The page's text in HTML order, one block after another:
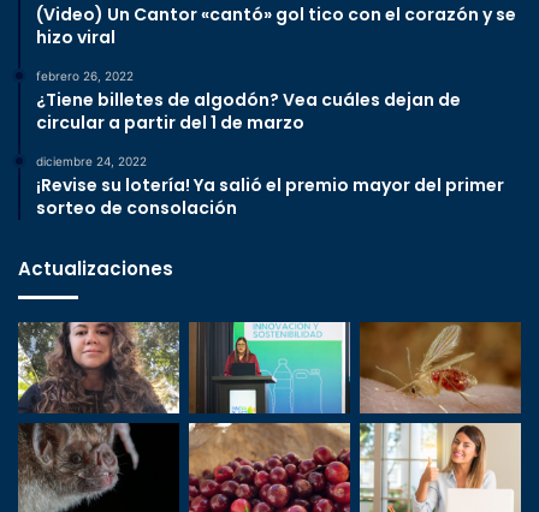
(Video) Un Cantor «cantó» gol tico con el corazón y se
hizo viral
febrero 26, 2022
¿Tiene billetes de algodón? Vea cuáles dejan de
circular a partir del 1 de marzo
diciembre 24, 2022
¡Revise su lotería! Ya salió el premio mayor del primer
sorteo de consolación
Actualizaciones